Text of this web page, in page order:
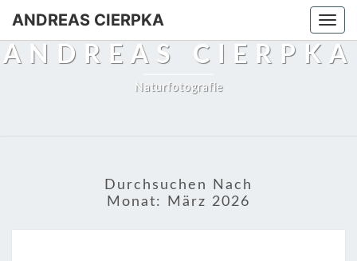
ANDREAS CIERPKA
ANDREAS CIERPKA
Naturfotografie
Durchsuchen Nach
Monat:
März 2026